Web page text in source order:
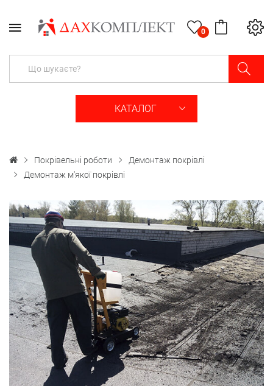
0
КАТАЛОГ
Покрівельні роботи
Демонтаж покрівлі
Демонтаж м'якої покрівлі